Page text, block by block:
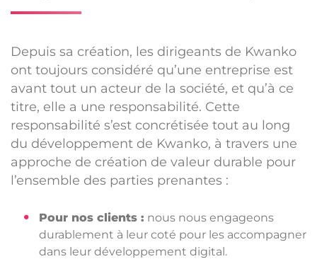
Depuis sa création, les dirigeants de Kwanko
ont toujours considéré qu’une entreprise est
avant tout un acteur de la société, et qu’à ce
titre, elle a une responsabilité. Cette
responsabilité s’est concrétisée tout au long
du développement de Kwanko, à travers une
approche de création de valeur durable pour
l’ensemble des parties prenantes :
Pour nos clients : nous nous engageons
durablement à leur coté pour les accompagner
dans leur développement digital.